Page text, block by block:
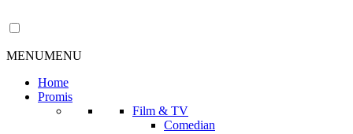
MENUMENU
Home
Promis
Film & TV
Comedian